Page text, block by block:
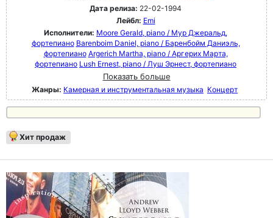
Дата релиза: 22-02-1994
Лейбл: Emi
Исполнители: Moore Gerald, piano / Мур Джеральд,
фортепиано Barenboim Daniel, piano / Баренбойм Даниэль,
фортепиано Argerich Martha, piano / Аргерих Марта,
фортепиано Lush Ernest, piano / Луш Эрнест, фортепиано
Показать больше
Жанры: Камерная и инструментальная музыка Концерт
Хит продаж